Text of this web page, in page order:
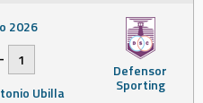
Defensor
Sporting
2026
-
1
Ubilla